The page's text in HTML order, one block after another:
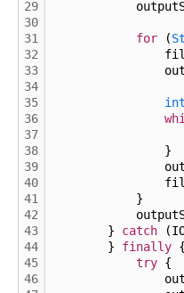
29
30
31
32
33
34
35
36
37
38
39
40
41
42
43
44
45
46
for (
int
}
}
} catch
} finally {
try {